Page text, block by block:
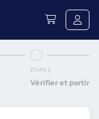
ÉTAPE 3
Vérifier et partir